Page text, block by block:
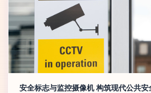
安全标志与监控摄像机 构筑现代公共